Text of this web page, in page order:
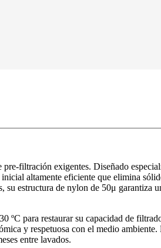
filtración exigentes. Diseñado
altamente eficiente que elimina
su estructura de nylon de 50μ garantiza
ºC para restaurar su capacidad de
y respetuosa con el medio ambiente.
entre lavados.